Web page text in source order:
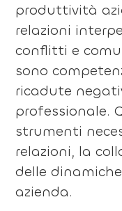
produttività
relazioni
conflitti e
sono
ricadute
professionale.
strumenti
relazioni, la
delle
azienda.